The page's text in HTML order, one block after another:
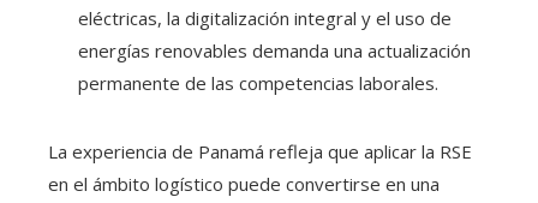
eléctricas, la digitalización integral y el uso de
energías renovables demanda una actualización
permanente de las competencias laborales.
La experiencia de Panamá refleja que aplicar la RSE
en el ámbito logístico puede convertirse en una